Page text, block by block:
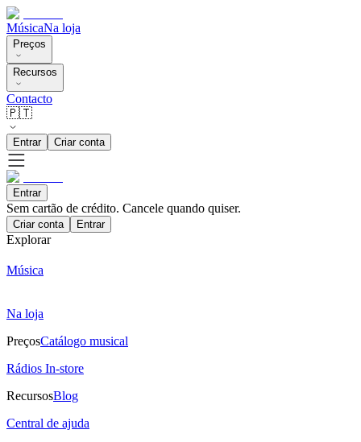
MúsicaNa loja
Preços
Recursos
Contacto
🇵🇹
Entrar Criar conta
Entrar
Sem cartão de crédito. Cancele quando quiser.
Criar conta Entrar
Explorar
Música
Na loja
PreçosCatálogo musical
Rádios In-store
RecursosBlog
Central de ajuda